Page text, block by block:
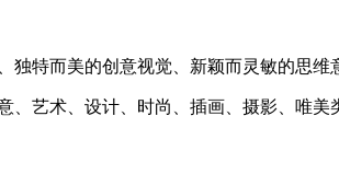
特而美的创意视觉、新颖而灵敏的思
、艺术、设计、时尚、插画、摄影、唯美